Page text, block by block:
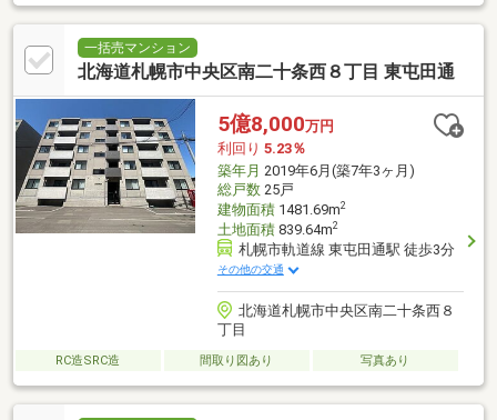
一括売マンション
北海道札幌市中央区南二十条西８丁目 東屯田通
5億8,000万円
利回り 5.23％
築年月 2019年6月(築7年3ヶ月)
総戸数25戸
建物面積1481.69m2
土地面積839.64m2
札幌市軌道線 東屯田通駅 徒歩3分
その他の交通
北海道札幌市中央区南二十条西８
丁目
RC造SRC造 間取り図あり 写真あり